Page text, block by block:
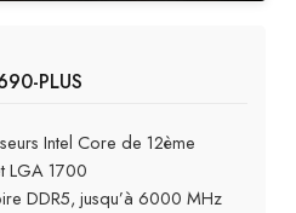
PLUS
Intel Core de 12ème
LGA 1700
DDR5, jusqu’à 6000 MHz